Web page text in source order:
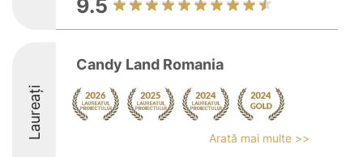
9.5
Laureați
Candy Land Romania
Arată mai multe >>